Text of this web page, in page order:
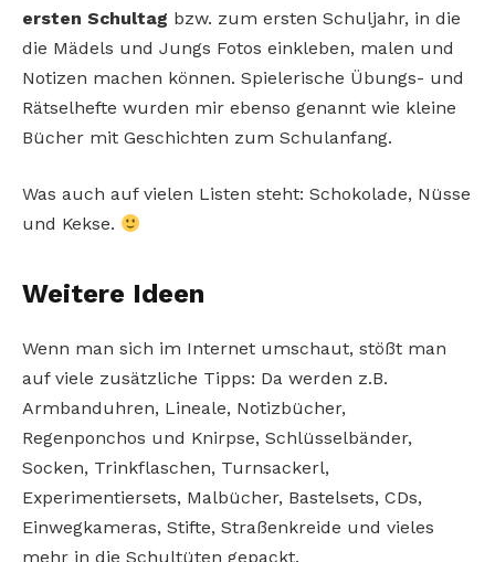
ersten Schultag bzw. zum ersten Schuljahr, in die
die Mädels und Jungs Fotos einkleben, malen und
Notizen machen können. Spielerische Übungs- und
Rätselhefte wurden mir ebenso genannt wie kleine
Bücher mit Geschichten zum Schulanfang.
Was auch auf vielen Listen steht: Schokolade, Nüsse
und Kekse.
Weitere Ideen
Wenn man sich im Internet umschaut, stößt man
auf viele zusätzliche Tipps: Da werden z.B.
Armbanduhren, Lineale, Notizbücher,
Regenponchos und Knirpse, Schlüsselbänder,
Socken, Trinkflaschen, Turnsackerl,
Experimentiersets, Malbücher, Bastelsets, CDs,
Einwegkameras, Stifte, Straßenkreide und vieles
mehr in die Schultüten gepackt.